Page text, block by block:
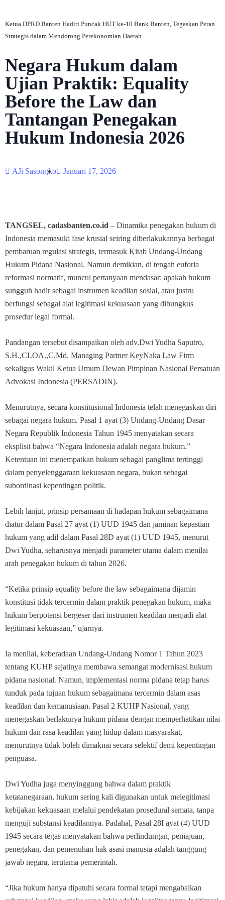
Ketua DPRD Banten Hadiri Puncak HUT ke-10 Bank Banten, Tegaskan Peran
Strategis dalam Mendorong Perekonomian Daerah
Negara Hukum dalam
Ujian Praktik: Equality
Before the Law dan
Tantangan Penegakan
Hukum Indonesia 2026
AJi Sasongko Januari 17, 2026
TANGSEL, cadasbanten.co.id – Dinamika penegakan hukum di
Indonesia memasuki fase krusial seiring diberlakukannya berbagai
pembaruan regulasi strategis, termasuk Kitab Undang-Undang
Hukum Pidana Nasional. Namun demikian, di tengah euforia
reformasi normatif, muncul pertanyaan mendasar: apakah hukum
sungguh hadir sebagai instrumen keadilan sosial, atau justru
berfungsi sebagai alat legitimasi kekuasaan yang dibungkus
prosedur legal formal.
Pandangan tersebut disampaikan oleh adv.Dwi Yudha Saputro,
S.H.,CLOA.,C.Md. Managing Partner KeyNaka Law Firm
sekaligus Wakil Ketua Umum Dewan Pimpinan Nasional Persatuan
Advokasi Indonesia (PERSADIN).
Menurutnya, secara konstitusional Indonesia telah menegaskan diri
sebagai negara hukum. Pasal 1 ayat (3) Undang-Undang Dasar
Negara Republik Indonesia Tahun 1945 menyatakan secara
eksplisit bahwa “Negara Indonesia adalah negara hukum.”
Ketentuan ini menempatkan hukum sebagai panglima tertinggi
dalam penyelenggaraan kekuasaan negara, bukan sebagai
subordinasi kepentingan politik.
Lebih lanjut, prinsip persamaan di hadapan hukum sebagaimana
diatur dalam Pasal 27 ayat (1) UUD 1945 dan jaminan kepastian
hukum yang adil dalam Pasal 28D ayat (1) UUD 1945, menurut
Dwi Yudha, seharusnya menjadi parameter utama dalam menilai
arah penegakan hukum di tahun 2026.
“Ketika prinsip equality before the law sebagaimana dijamin
konstitusi tidak tercermin dalam praktik penegakan hukum, maka
hukum berpotensi bergeser dari instrumen keadilan menjadi alat
legitimasi kekuasaan,” ujarnya.
Ia menilai, keberadaan Undang-Undang Nomor 1 Tahun 2023
tentang KUHP sejatinya membawa semangat modernisasi hukum
pidana nasional. Namun, implementasi norma pidana tetap harus
tunduk pada tujuan hukum sebagaimana tercermin dalam asas
keadilan dan kemanusiaan. Pasal 2 KUHP Nasional, yang
menegaskan berlakunya hukum pidana dengan memperhatikan nilai
hukum dan rasa keadilan yang hidup dalam masyarakat,
menurutnya tidak boleh dimaknai secara selektif demi kepentingan
penguasa.
Dwi Yudha juga menyinggung bahwa dalam praktik
ketatanegaraan, hukum sering kali digunakan untuk melegitimasi
kebijakan kekuasaan melalui pendekatan prosedural semata, tanpa
menguji substansi keadilannya. Padahal, Pasal 28I ayat (4) UUD
1945 secara tegas menyatakan bahwa perlindungan, pemajuan,
penegakan, dan pemenuhan hak asasi manusia adalah tanggung
jawab negara, terutama pemerintah.
“Jika hukum hanya dipatuhi secara formal tetapi mengabaikan